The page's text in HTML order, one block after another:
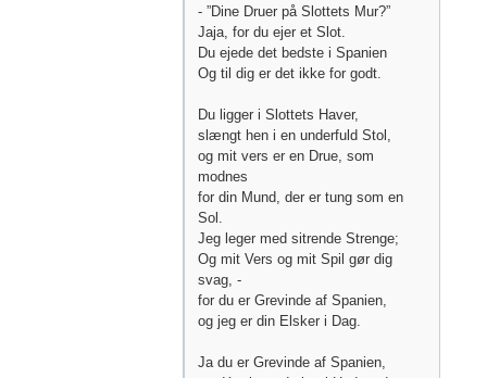
- ”Dine Druer på Slottets Mur?”
Jaja, for du ejer et Slot.
Du ejede det bedste i Spanien
Og til dig er det ikke for godt.
Du ligger i Slottets Haver,
slængt hen i en underfuld Stol,
og mit vers er en Drue, som
modnes
for din Mund, der er tung som en
Sol.
Jeg leger med sitrende Strenge;
Og mit Vers og mit Spil gør dig
svag, -
for du er Grevinde af Spanien,
og jeg er din Elsker i Dag.
Ja du er Grevinde af Spanien,